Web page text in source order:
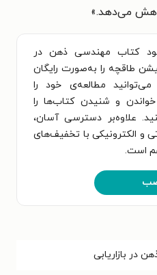
می‌دهد.»
کتاب مهندسی ذهن در
طاقچه را به‌صورت رایگان
مطالعه‌ی خود را
و شنیدن کتاب‌ها را
علاوه‌بر دسترسی آسان،
و الکترونیکی با تخفیف‌های
است.
در بازاریابی